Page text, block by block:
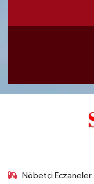
Nöbetçi Eczaneler